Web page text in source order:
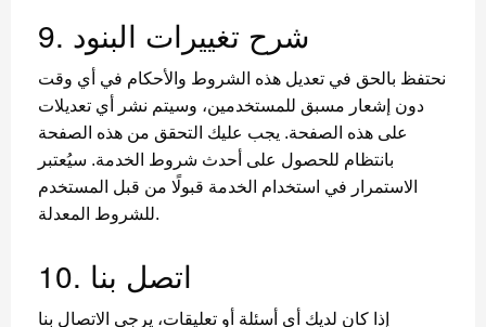
9. شرح تغييرات البنود
نحتفظ بالحق في تعديل هذه الشروط والأحكام في أي وقت
دون إشعار مسبق للمستخدمين، وسيتم نشر أي تعديلات
على هذه الصفحة. يجب عليك التحقق من هذه الصفحة
بانتظام للحصول على أحدث شروط الخدمة. سيُعتبر
الاستمرار في استخدام الخدمة قبولًا من قبل المستخدم
للشروط المعدلة.
10. اتصل بنا
إذا كان لديك أي أسئلة أو تعليقات، يرجى الاتصال بنا